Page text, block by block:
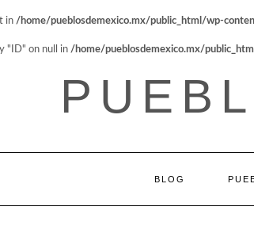
in /home/pueblosdemexico.mx/public_html/wp-
"ID" on null in /home/pueblosdemexico.mx/
BLOG